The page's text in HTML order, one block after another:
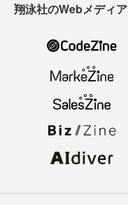
翔泳社のWebメディア